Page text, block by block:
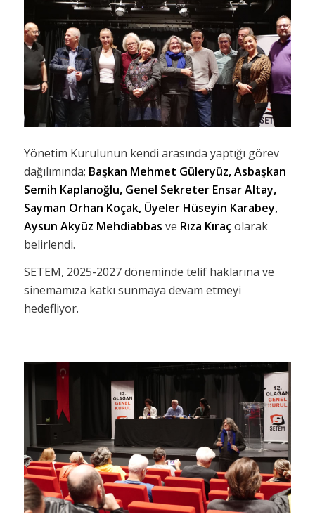
Yönetim Kurulunun kendi arasında yaptığı görev
dağılımında; Başkan Mehmet Güleryüz, Asbaşkan
Semih Kaplanoğlu, Genel Sekreter Ensar Altay,
Sayman Orhan Koçak, Üyeler Hüseyin Karabey,
Aysun Akyüz Mehdiabbas ve Rıza Kıraçolarak
belirlendi.
SETEM, 2025-2027 döneminde telif haklarına ve
sinemamıza katkı sunmaya devam etmeyi
hedefliyor.